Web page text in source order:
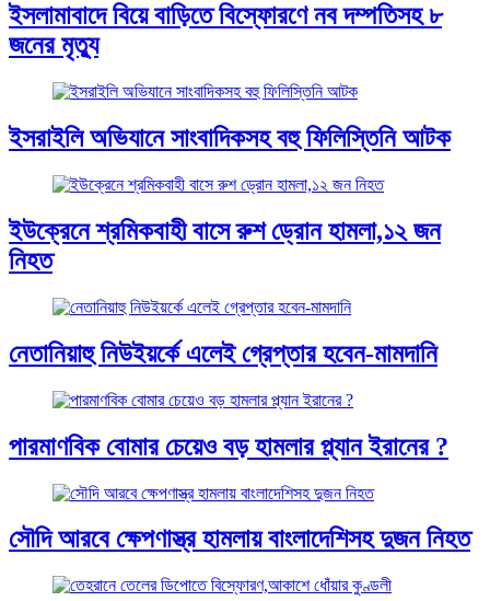
ইসলামাবাদে বিয়ে বাড়িতে বিস্ফোরণে নব দম্পতিসহ ৮
জনের মৃত্যু
ইসরাইলি অভিযানে সাংবাদিকসহ বহু ফিলিস্তিনি আটক
ইউক্রেনে শ্রমিকবাহী বাসে রুশ ড্রোন হামলা,১২ জন
নিহত
নেতানিয়াহু নিউইয়র্কে এলেই গ্রেপ্তার হবেন-মামদানি
পারমাণবিক বোমার চেয়েও বড় হামলার প্ল্যান ইরানের ?
সৌদি আরবে ক্ষেপণাস্ত্র হামলায় বাংলাদেশিসহ দুজন নিহত